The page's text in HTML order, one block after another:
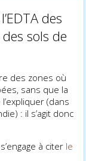
des
sols de
des zones où
sans que la
(dans
: il s’agit donc
à citer le